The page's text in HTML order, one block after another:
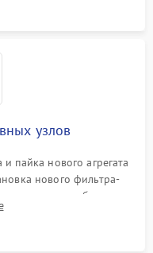
узлов
пайка нового агрегата
нового фильтра-
обдува,
дверных петель.